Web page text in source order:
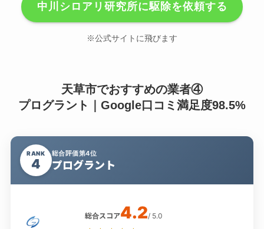
中川シロアリ研究所に駆除を依頼する
※公式サイトに飛びます
天草市でおすすめの業者④
プログラント｜Google口コミ満足度98.5%
RANK
4
総合評価第4位
プログラント
総合スコア4.2/ 5.0